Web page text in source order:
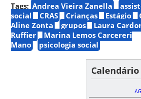
Tags: Andrea Vieira Zanella
social
CRAS Crianças Estágio
Aline Zonta
grupos
Laura
Ruffier
Marina Lemos Carcereri
Mano
psicologia social